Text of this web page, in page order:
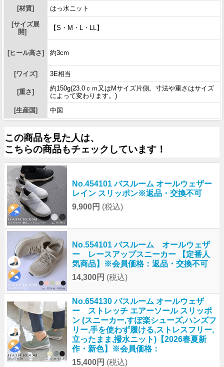
[材質] はっ水ニット
[サイズ展
開]
【S・M・L・LL】
[ヒール高さ] 約3cm
[ワイズ] 3E相当
[重さ]
約150g(23.0ｃｍ又はMサイズ片側。寸法や重さはサイズ
によって変わります。)
[生産国]
中国
この商品を見た人は、
こちらの商品もチェックしています！
No.454101 バスルーム オールウェザー
レイン スリッポン※返品・交換不可
9,900円 (税込)
No.554101 バスルーム オールウェザ
ー レースアップスニーカー 【定番人
気商品】※会員価格：返品・交換不可
14,300円 (税込)
No.654130 バスルーム オールウェザ
ー ストレッチ エアーソール スリッポ
ン (スニーカー,すぽ楽シューズ,ハンズフ
リー,手を使わず履ける,ストレスフリー,
立ったまま,撥水ニット)【2026春夏新
作・新色】※会員価格：
15,400円 (税込)